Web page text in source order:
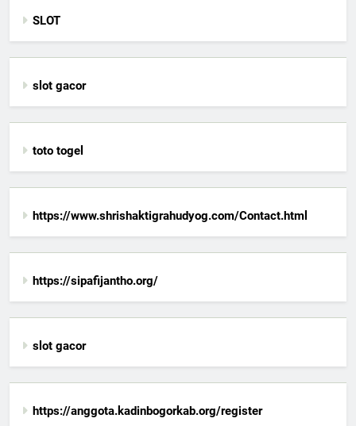
SLOT
slot gacor
toto togel
https://www.shrishaktigrahudyog.com/Contact.html
https://sipafijantho.org/
slot gacor
https://anggota.kadinbogorkab.org/register